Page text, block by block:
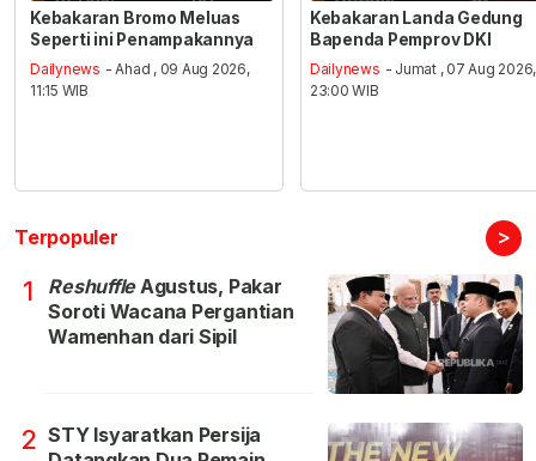
Kebakaran Bromo Meluas
Seperti ini Penampakannya
Dailynews - Ahad , 09 Aug 2026,
11:15 WIB
Kebakaran Landa Gedung
Bapenda Pemprov DKI
Dailynews - Jumat , 07 Aug 2026,
23:00 WIB
Terpopuler >
1 ReshuffleAgustus, Pakar
Soroti Wacana Pergantian
Wamenhan dari Sipil
2 STY Isyaratkan Persija